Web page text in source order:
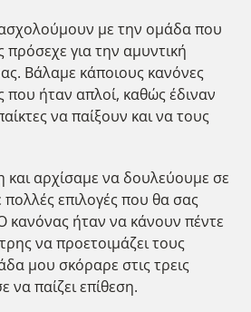
με την ομάδα που
πρόσεχε για την αμυντική
Βάλαμε κάποιους κανόνες
ήταν απλοί, καθώς έδιναν
να παίξουν και να τους
και αρχίσαμε να δουλεύουμε σε
επιλογές που θα σας
κανόνας ήταν να κάνουν πέντε
να προετοιμάζει τους
μου σκόραρε στις τρεις
να παίζει επίθεση.